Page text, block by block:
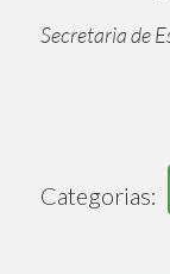
Secretaria de
Categorias: